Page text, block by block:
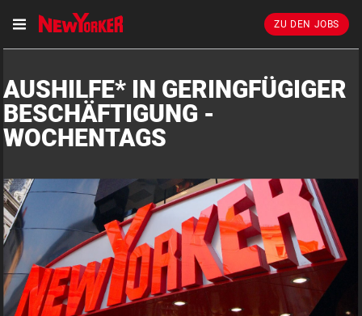
ZU DEN JOBS
AUSHILFE* IN GERINGFÜGIGER
BESCHÄFTIGUNG -
WOCHENTAGS